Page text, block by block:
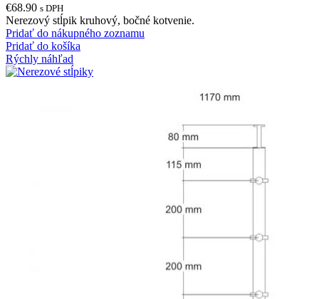
€68.90 s DPH
Nerezový stĺpik kruhový, bočné kotvenie.
Pridať do nákupného zoznamu
Pridať do košíka
Rýchly náhľad